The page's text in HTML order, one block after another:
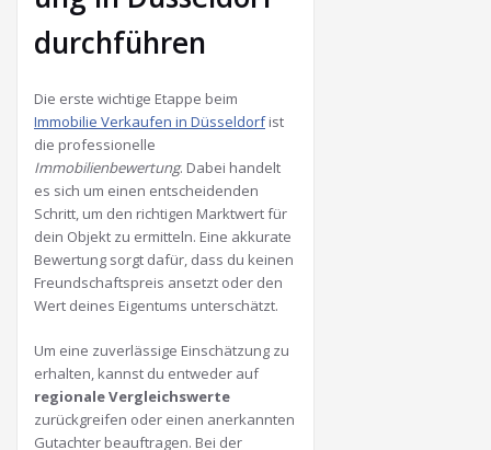
durchführen
Die erste wichtige Etappe beim
Immobilie Verkaufen in Düsseldorfist
die professionelle
Immobilienbewertung. Dabei handelt
es sich um einen entscheidenden
Schritt, um den richtigen Marktwert für
dein Objekt zu ermitteln. Eine akkurate
Bewertung sorgt dafür, dass du keinen
Freundschaftspreis ansetzt oder den
Wert deines Eigentums unterschätzt.
Um eine zuverlässige Einschätzung zu
erhalten, kannst du entweder auf
regionale Vergleichswerte
zurückgreifen oder einen anerkannten
Gutachter beauftragen. Bei der